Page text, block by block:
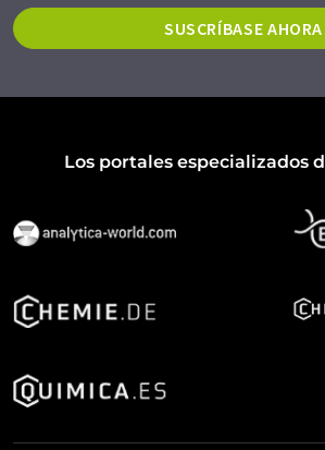
SUSCRÍBASE AHORA
Los portales especializados